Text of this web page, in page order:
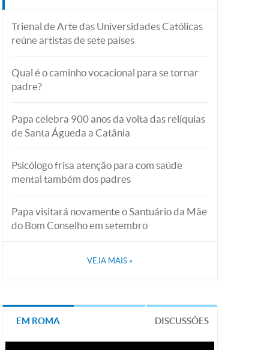
Trienal de Arte das Universidades Católicas
reúne artistas de sete países
Qual é o caminho vocacional para se tornar
padre?
Papa celebra 900 anos da volta das relíquias
de Santa Águeda a Catânia
Psicólogo frisa atenção para com saúde
mental também dos padres
Papa visitará novamente o Santuário da Mãe
do Bom Conselho em setembro
VEJA MAIS »
EM ROMA DISCUSSÕES